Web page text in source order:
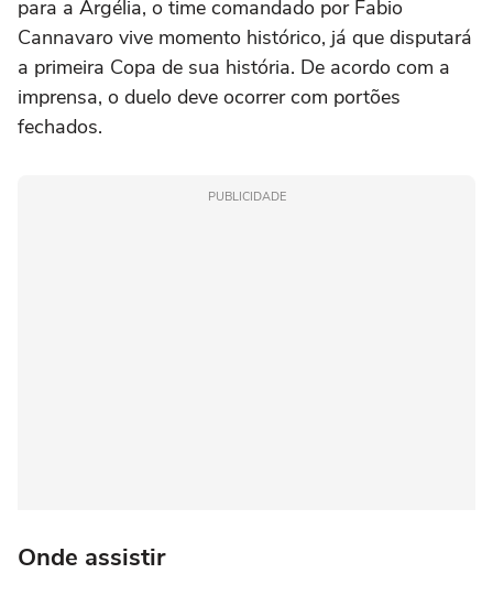
para a Argélia, o time comandado por Fabio
Cannavaro vive momento histórico, já que disputará
a primeira Copa de sua história. De acordo com a
imprensa, o duelo deve ocorrer com portões
fechados.
PUBLICIDADE
Onde assistir